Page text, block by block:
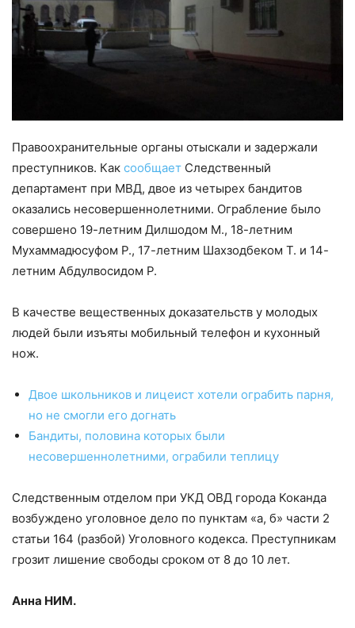
Правоохранительные органы отыскали и задержали
преступников. Как сообщает Следственный
департамент при МВД, двое из четырех бандитов
оказались несовершеннолетними. Ограбление было
совершено 19-летним Дилшодом М., 18-летним
Мухаммадюсуфом Р., 17-летним Шахзодбеком Т. и 14-
летним Абдулвосидом Р.
В качестве вещественных доказательств у молодых
людей были изъяты мобильный телефон и кухонный
нож.
Двое школьников и лицеист хотели ограбить парня,
но не смогли его догнать
Бандиты, половина которых были
несовершеннолетними, ограбили теплицу
Следственным отделом при УКД ОВД города Коканда
возбуждено уголовное дело по пунктам «а, б» части 2
статьи 164 (разбой) Уголовного кодекса. Преступникам
грозит лишение свободы сроком от 8 до 10 лет.
Анна НИМ.